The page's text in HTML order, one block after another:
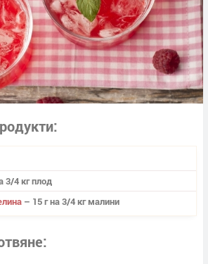
3/4 кг плод
– 15 г на 3/4 кг малини